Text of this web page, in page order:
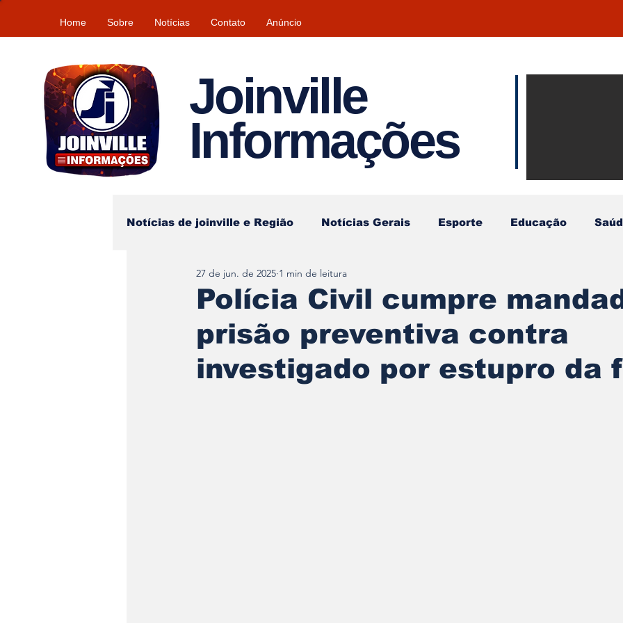
Home Sobre Notícias Contato Anúncio
Joinville
Informações
Notícias de joinville e Região Notícias Gerais Esporte Educação
Tempo\clima
Polícia Civil cumpre
prisão preventiva contra
investigado por estupro da
27 de jun. de 2025 1 min de leitura